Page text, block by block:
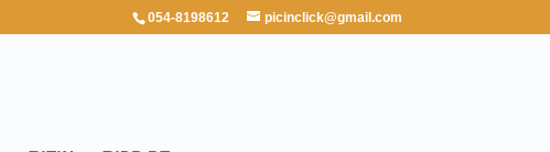
054-8198612 picinclick@gmail.com